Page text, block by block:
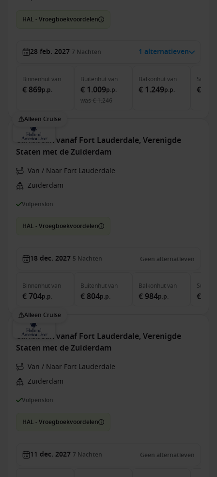
HAL - Vroegboekvoordelen
28 feb. 2027 7 Nachten 1 alternatieven
Binnenhutvan
€ 869p.p.
Buitenhutvan
€ 1.009p.p.
was€ 1.246
Balkonhutvan
€ 1.249p.p.
Suite
€
Alleen Cruise
Caribbean vanaf Fort Lauderdale, Verenigde
Staten met de Zuiderdam
Van / Naar Fort Lauderdale
Zuiderdam
Volpension
HAL - Vroegboekvoordelen
18 dec. 2027 5 Nachten Geen alternatieven
Binnenhutvan
€ 704p.p.
Buitenhutvan
€ 804p.p.
Balkonhutvan
€ 984p.p.
Suite
€
Alleen Cruise
Caribbean vanaf Fort Lauderdale, Verenigde
Staten met de Zuiderdam
Van / Naar Fort Lauderdale
Zuiderdam
Volpension
HAL - Vroegboekvoordelen
11 dec. 2027 7 Nachten Geen alternatieven